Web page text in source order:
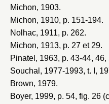
Michon, 1903.
Michon, 1910, p. 151-194.
Nolhac, 1911, p. 262.
Michon, 1913, p. 27 et 29.
Pinatel, 1963, p. 43-44,
Souchal, 1977-1993, t. I,
Brown, 1979.
Boyer, 1999, p. 54, fig. 26